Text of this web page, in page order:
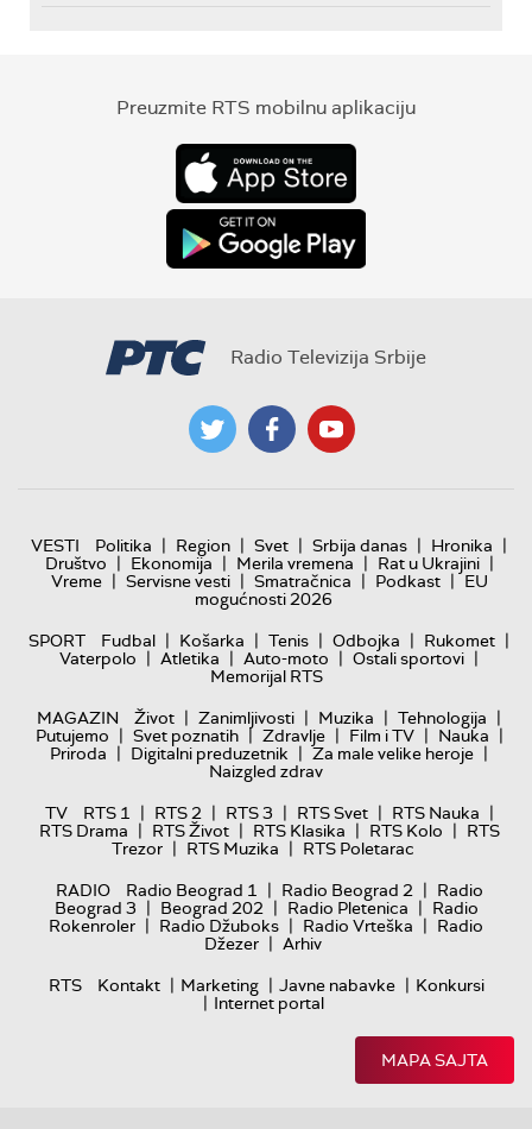
Preuzmite RTS mobilnu aplikaciju
Radio Televizija Srbije
VESTI Politika | Region | Svet | Srbija danas | Hronika |
Društvo | Ekonomija | Merila vremena | Rat u Ukrajini |
Vreme | Servisne vesti | Smatračnica | Podkast | EU
mogućnosti 2026
SPORT
Fudbal | Košarka | Tenis | Odbojka | Rukomet |
Vaterpolo | Atletika | Auto-moto | Ostali sportovi |
Memorijal RTS
MAGAZIN
Život | Zanimljivosti | Muzika | Tehnologija |
Putujemo | Svet poznatih | Zdravlje | Film i TV | Nauka |
Priroda | Digitalni preduzetnik | Za male velike heroje |
Naizgled zdrav
TV
RTS 1 | RTS 2 | RTS 3 | RTS Svet | RTS Nauka |
RTS Drama | RTS Život | RTS Klasika | RTS Kolo | RTS
Trezor | RTS Muzika | RTS Poletarac
RADIO
Radio Beograd 1 | Radio Beograd 2 | Radio
Beograd 3 | Beograd 202 | Radio Pletenica | Radio
Rokenroler | Radio Džuboks | Radio Vrteška | Radio
Džezer | Arhiv
RTS
Kontakt | Marketing | Javne nabavke | Konkursi
| Internet portal
MAPA SAJTA